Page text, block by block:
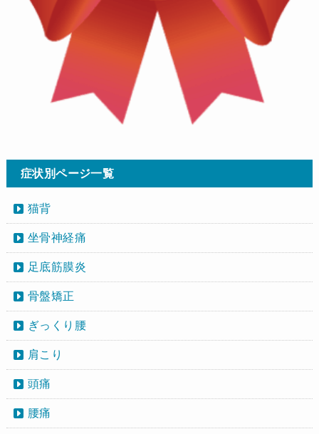
症状別ページ一覧
猫背
坐骨神経痛
足底筋膜炎
骨盤矯正
ぎっくり腰
肩こり
頭痛
腰痛